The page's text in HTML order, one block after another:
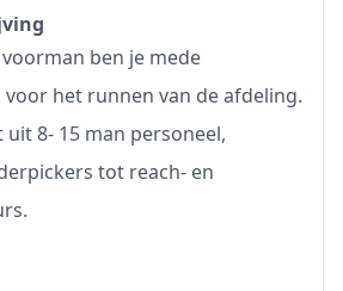
ben je mede
het runnen van de afdeling.
8- 15 man personeel,
tot reach- en